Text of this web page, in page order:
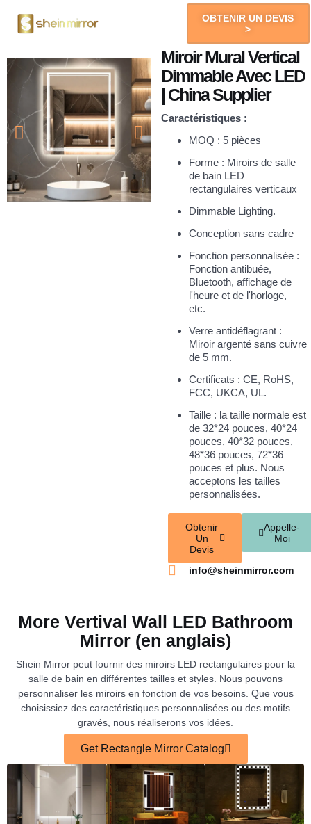
OBTENIR UN DEVIS
>
Miroir Mural Vertical
Dimmable Avec LED
| China Supplier
Caractéristiques :
MOQ : 5 pièces
Forme : Miroirs de salle
de bain LED
rectangulaires verticaux
Dimmable Lighting.
Conception sans cadre
Fonction personnalisée :
Fonction antibuée,
Bluetooth, affichage de
l'heure et de l'horloge,
etc.
Verre antidéflagrant :
Miroir argenté sans cuivre
de 5 mm.
Certificats : CE, RoHS,
FCC, UKCA, UL.
Taille : la taille normale est
de 32*24 pouces, 40*24
pouces, 40*32 pouces,
48*36 pouces, 72*36
pouces et plus. Nous
acceptons les tailles
personnalisées.
Obtenir
Un
Devis
Appelle-
Moi
info@sheinmirror.com
More Vertival Wall LED Bathroom
Mirror (en anglais)
Shein Mirror peut fournir des miroirs LED rectangulaires pour la
salle de bain en différentes tailles et styles. Nous pouvons
personnaliser les miroirs en fonction de vos besoins. Que vous
choisissiez des caractéristiques personnalisées ou des motifs
gravés, nous réaliserons vos idées.
Get Rectangle Mirror Catalog